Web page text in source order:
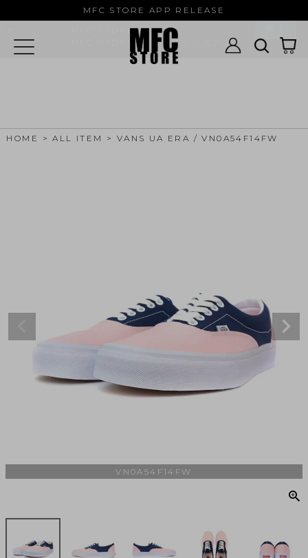
MFC STORE APP RELEASE
HOME ALL ITEM VANS UA ERA / VN0A54F14FW
VN0A54F14FW
MFC STORE
MFC STORE/EXAMPLE 公式アプリ -
Google Play